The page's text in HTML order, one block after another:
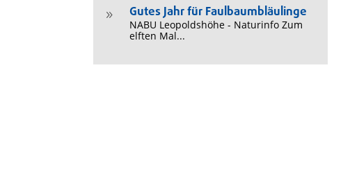
9 Gutes Jahr für Faulbaumbläulinge
NABU Leopoldshöhe - Naturinfo Zum
elften Mal...